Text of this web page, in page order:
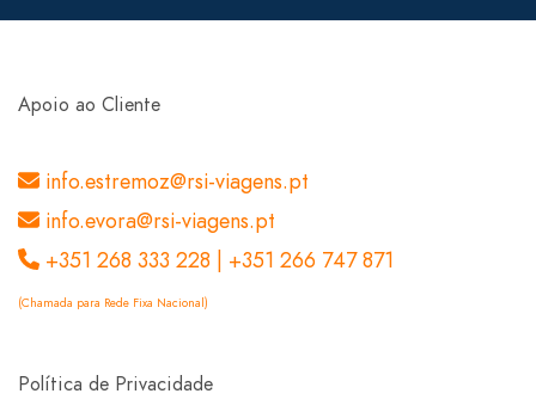
Apoio ao Cliente
info.estremoz@rsi-viagens.pt
info.evora@rsi-viagens.pt
+351 268 333 228 | +351 266 747 871
(Chamada para Rede Fixa Nacional)
Política de Privacidade